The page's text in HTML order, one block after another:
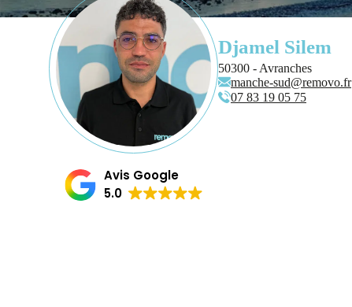
Djamel Silem
50300 - Avranches
manche-sud@removo.fr
07 83 19 05 75
Avis Google
5.0